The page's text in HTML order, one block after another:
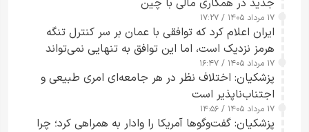
جدید در همکاری مالی با چین
۱۷ مرداد ۱۴۰۵ / ۱۷:۲۷
ایران اعلام کرد که توافقی با عمان بر سر کنترل تنگه
هرمز نزدیک است، اما این توافق به تنهایی نمی‌تواند
آبراه را آزاد کند
۱۷ مرداد ۱۴۰۵ / ۱۶:۴۷
پزشکیان: اختلاف نظر در هر جامعه‌ای امری طبیعی و
اجتناب‌ناپذیر است
۱۷ مرداد ۱۴۰۵ / ۱۴:۵۶
پزشکیان: گفت‌وگوها آمریکا را وادار به همراهی کرد؛ چرا